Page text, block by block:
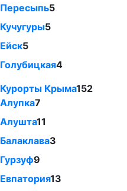
Пересыпь5
Кучугуры5
Ейск5
Голубицкая4
Курорты Крыма152
Алупка7
Алушта11
Балаклава3
Гурзуф9
Евпатория13